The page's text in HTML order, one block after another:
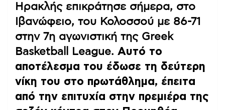
Ηρακλής επικράτησε σήμερα, στο
Ιβανώφειο, του Κολοσσού με 86-71
στην 7η αγωνιστική της Greek
Basketball League. Αυτό το
αποτέλεσμα του έδωσε τη δεύτερη
νίκη του στο πρωτάθλημα, έπειτα
από την επιτυχία στην πρεμιέρα της